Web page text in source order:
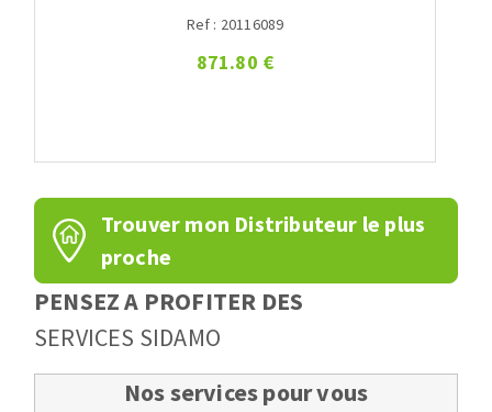
Ref : 20116089
871.80 €
Trouver mon Distributeur le plus
proche
PENSEZ A PROFITER DES
SERVICES SIDAMO
Nos services pour vous